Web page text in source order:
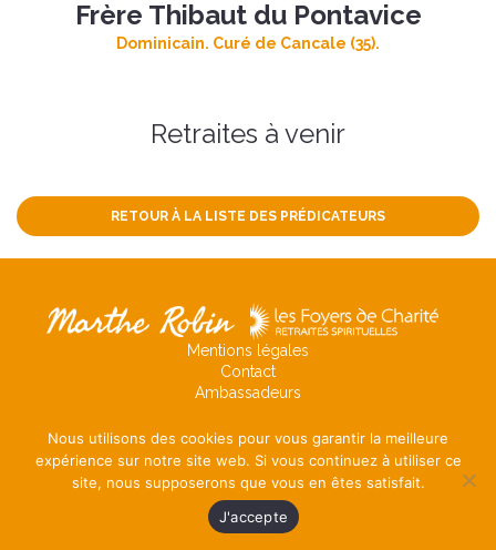
Frère Thibaut du Pontavice
Dominicain. Curé de Cancale (35).
Retraites à venir
RETOUR À LA LISTE DES PRÉDICATEURS
Mentions légales
Contact
Ambassadeurs
Nous utilisons des cookies pour vous garantir la meilleure
expérience sur notre site web. Si vous continuez à utiliser ce
site, nous supposerons que vous en êtes satisfait.
J'accepte